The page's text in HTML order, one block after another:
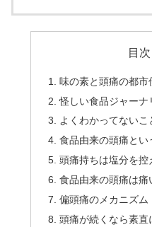
目次
味の素と頭痛の都市
怪しい食品ジャーナ
よくわかってない
食品由来の頭痛とい
頭痛持ちは塩分を
食品由来の頭痛は
偏頭痛のメカニズム
頭痛が続くなら素直